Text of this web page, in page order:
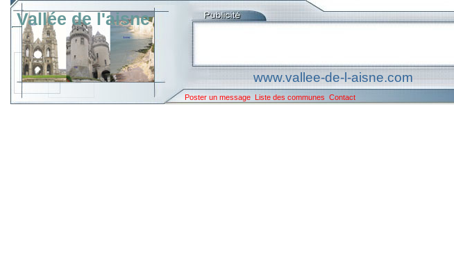
Vallée de l'aisne
www.vallee-de-l-aisne.com
Poster un message Liste des communes Contact